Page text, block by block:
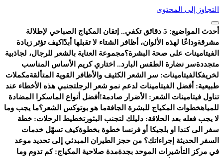
التجاوز إلى المحتوى
أحدث المواضيع:
5 دقائق تكفي.. إتقان المكياج الصباحي لإطلالة
مشرقةوداعًا لهذه الألوان، أظافر الشتاء لا تقبلها أبدًاكيف تؤثر زيادة
الفيتامينات على صحة البشرة؟مجموعة العناية بالشعر للرجال، لجاذبية
متجددةسر نضارة الطقس البارد.. اختاري كريم الأساس المناسب
لخريفكالفيتامينات: سر الشعر الكثيف والأظافر القوية المتألقةمكملات
طبيعية: أفضل الفيتامينات لدعم نمو شعر الرجلتجنبي هذه الأخطاء عند
تناول فيتامينات الشعر: الأضرار صادمة! أفضل أنواع الماسكرا المضادة
للمياهخطوات المكياج للبشرة الجافةما هو بوتوكس الشعر؟ما يجب وما
لا يجب فعله بعد الحلاقة: دليلك لتجنب البثورتخطيط الرحلات: خطة
سفر الى كندا او بلجيكا أو فرنسا خطوة بخطوةكيف تسهّل خدمات
السفر الحديثة إجراءاتك؟ من حجز الطيران المبدئي إلى تحديد موعد
في مركز التأشيرات الموحد بجدةمدة صلاحية المكياج: كم تدوم وما